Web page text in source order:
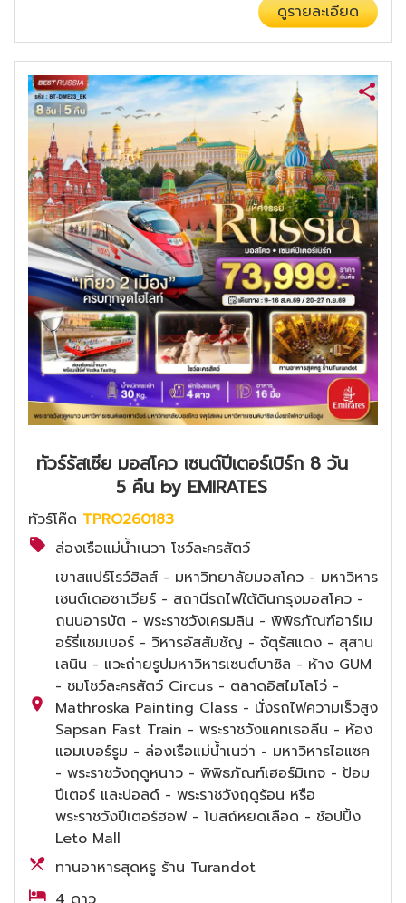
ดูรายละเอียด
ทัวร์รัสเซีย มอสโคว เซนต์ปีเตอร์เบิร์ก 8 วัน
5 คืน by EMIRATES
ทัวร์โค๊ด TPRO260183
ล่องเรือแม่น้ำเนวา โชว์ละครสัตว์
เขาสแปร์โรว์ฮิลส์ - มหาวิทยาลัยมอสโคว - มหาวิหาร
เซนต์เดอซาเวียร์ - สถานีรถไฟใต้ดินกรุงมอสโคว -
ถนนอารบัต - พระราชวังเครมลิน - พิพิธภัณฑ์อาร์เม
อร์รี่แชมเบอร์ - วิหารอัสสัมชัญ - จัตุรัสแดง - สุสาน
เลนิน - แวะถ่ายรูปมหาวิหารเซนต์บาซิล - ห้าง GUM
- ชมโชว์ละครสัตว์ Circus - ตลาดอิสไมโลโว่ -
Mathroska Painting Class - นั่งรถไฟความเร็วสูง
Sapsan Fast Train - พระราชวังแคทเธอลีน - ห้อง
แอมเบอร์รูม - ล่องเรือแม่น้ำเนว่า - มหาวิหารไอแซค
- พระราชวังฤดูหนาว - พิพิธภัณฑ์เฮอร์มิเทจ - ป้อม
ปีเตอร์ และปอลด์ - พระราชวังฤดูร้อน หรือ
พระราชวังปีเตอร์ฮอฟ - โบสถ์หยดเลือด - ช้อปปิ้ง
Leto Mall
ทานอาหารสุดหรู ร้าน Turandot